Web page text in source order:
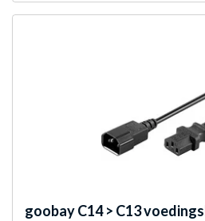
goobayC14 > C13